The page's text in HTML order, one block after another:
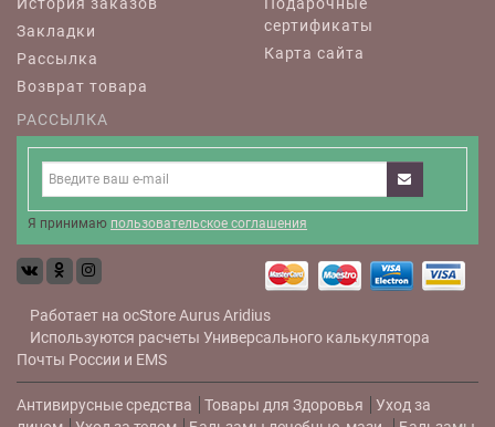
История заказов
Закладки
Рассылка
Возврат товара
Подарочные
сертификаты
Карта сайта
РАССЫЛКА
Я принимаю пользовательское соглашения
Работает на ocStoreAurusAridius
Используются расчеты Универсального калькулятора
Почты России и EMS
Антивирусные средства Товары для Здоровья
Уход за